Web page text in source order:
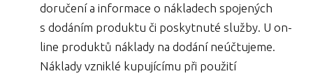
doručení a informace o nákladech spojených
s dodáním produktu či poskytnuté služby. U on-
line produktů náklady na dodání neúčtujeme.
Náklady vzniklé kupujícímu při použití